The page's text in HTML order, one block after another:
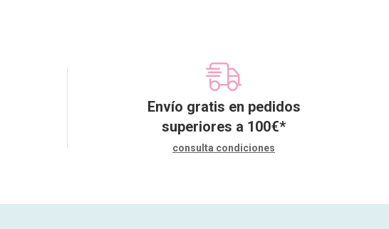
Envío gratis en pedidos
superiores a 100€*
consulta condiciones